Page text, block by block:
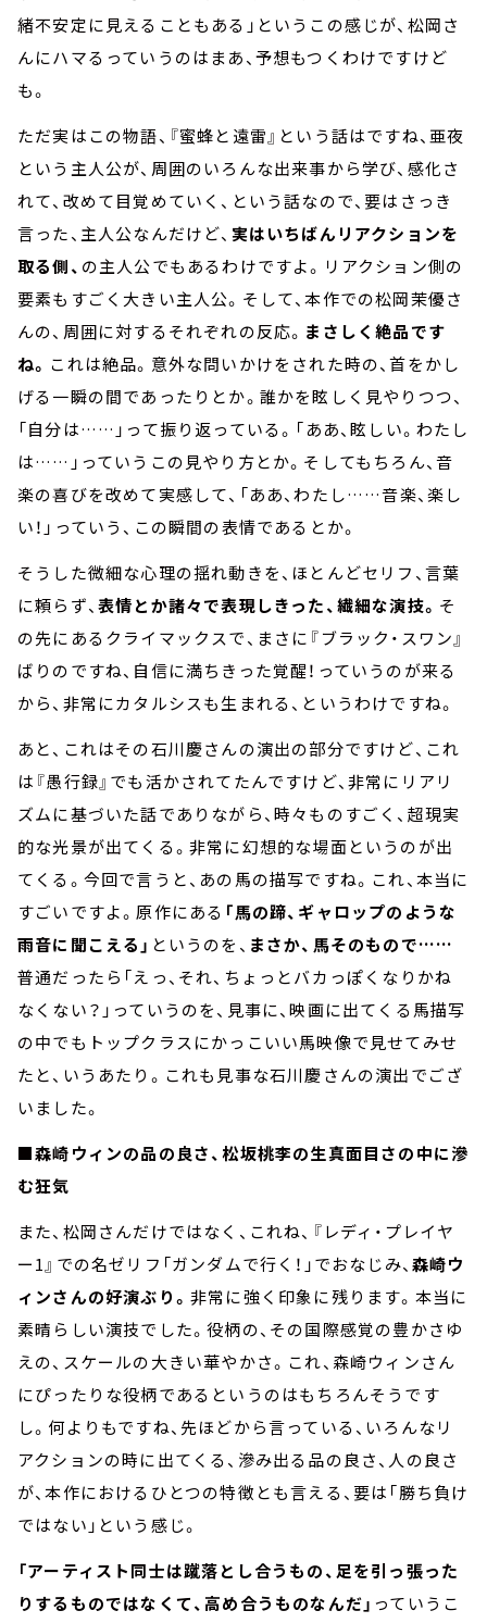
緒不安定に見えることもある」というこの感じが、松岡さ
んにハマるっていうのはまあ、予想もつくわけですけど
も。
ただ実はこの物語、『蜜蜂と遠雷』という話はですね、亜夜
という主人公が、周囲のいろんな出来事から学び、感化さ
れて、改めて目覚めていく、という話なので、要はさっき
言った、主人公なんだけど、 実はいちばんリアクションを
取る側、 の主人公でもあるわけですよ。リアクション側の
要素もすごく大きい主人公。そして、本作での松岡茉優さ
んの、周囲に対するそれぞれの反応。 まさしく絶品です
ね。 これは絶品。意外な問いかけをされた時の、首をかし
げる一瞬の間であったりとか。誰かを眩しく見やりつつ、
「自分は…… 」って振り返っている。「ああ、眩しい。わたし
は…… 」っていうこの見やり方とか。そしてもちろん、音
楽の喜びを改めて実感して、「ああ、わたし……音楽、楽し
い！」っていう、この瞬間の表情であるとか。
そうした微細な心理の揺れ動きを、ほとんどセリフ、言葉
に頼らず、 表情とか諸々で表現しきった、繊細な演技。 そ
の先にあるクライマックスで、まさに『ブラック・スワン』
ばりのですね、自信に満ちきった覚醒！っていうのが来る
から、非常にカタルシスも生まれる、というわけですね。
あと、これはその石川慶さんの演出の部分ですけど、これ
は『愚行録』でも活かされてたんですけど、非常にリアリ
ズムに基づいた話でありながら、時々ものすごく、超現実
的な光景が出てくる。非常に幻想的な場面というのが出
てくる。今回で言うと、あの馬の描写ですね。これ、本当に
すごいですよ。原作にある 「馬の蹄、ギャロップのような
雨音に聞こえる」 というのを、 まさか、馬そのもので……
普通だったら「えっ、それ、ちょっとバカっぽくなりかね
なくない？」っていうのを、見事に、映画に出てくる馬描写
の中でもトップクラスにかっこいい馬映像で見せてみせ
たと、いうあたり。これも見事な石川慶さんの演出でござ
いました。
■森崎ウィンの品の良さ、松坂桃李の生真面目さの中に滲
む狂気
また、松岡さんだけではなく、これね、『レディ・プレイヤ
ー1 』での名ゼリフ「ガンダムで行く！」でおなじみ、森崎ウ
ィンさんの好演ぶり。 非常に強く印象に残ります。本当に
素晴らしい演技でした。役柄の、その国際感覚の豊かさゆ
えの、スケールの大きい華やかさ。これ、森崎ウィンさん
にぴったりな役柄であるというのはもちろんそうです
し。何よりもですね、先ほどから言っている、いろんなリ
アクションの時に出てくる、滲み出る品の良さ、人の良さ
が、本作におけるひとつの特徴とも言える、要は「勝ち負け
ではない」という感じ。
「アーティスト同士は蹴落とし合うもの、足を引っ張った
りするものではなくて、高め合うものなんだ」 っていうこ